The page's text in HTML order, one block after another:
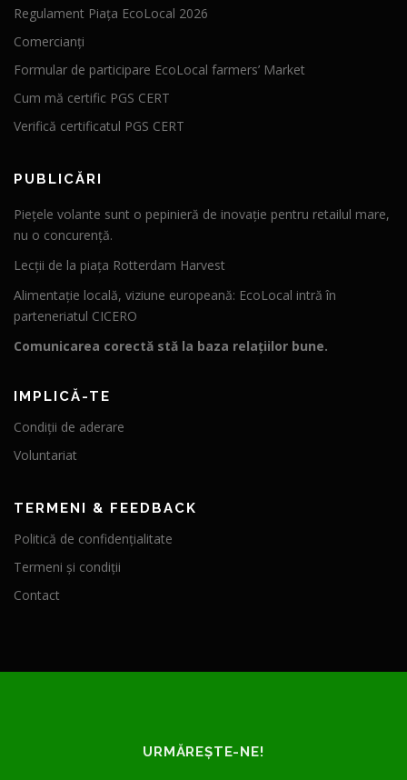
Regulament Piața EcoLocal 2026
Comercianți
Formular de participare EcoLocal farmers’ Market
Cum mă certific PGS CERT
Verifică certificatul PGS CERT
PUBLICĂRI
Piețele volante sunt o pepinieră de inovație pentru retailul mare,
nu o concurență.
Lecții de la piața Rotterdam Harvest
Alimentație locală, viziune europeană: EcoLocal intră în
parteneriatul CICERO
Comunicarea corectă stă la baza relațiilor bune.
IMPLICĂ-TE
Condiții de aderare
Voluntariat
TERMENI & FEEDBACK
Politică de confidențialitate
Termeni și condiții
Contact
URMĂREȘTE-NE!